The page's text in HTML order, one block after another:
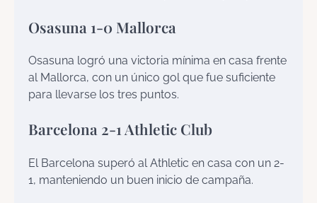
Osasuna 1-0 Mallorca
Osasuna logró una victoria mínima en casa frente
al Mallorca, con un único gol que fue suficiente
para llevarse los tres puntos.
Barcelona 2-1 Athletic Club
El Barcelona superó al Athletic en casa con un 2-
1, manteniendo un buen inicio de campaña.